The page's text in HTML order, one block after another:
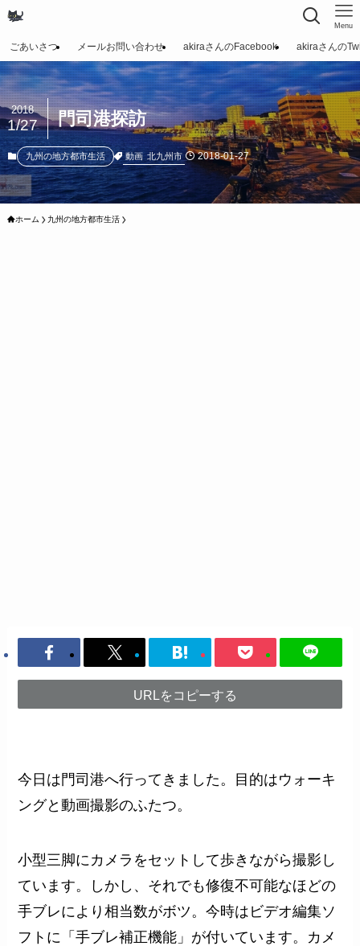
Menu
ごあいさつ メールお問い合わせ akiraさんのFacebook akiraさんの
門司港探訪
2018
1/27
九州の地方都市生活 動画 北九州市 2018-01-27
ホーム 九州の地方都市生活
URLをコピーする
今日は門司港へ行ってきました。目的はウォーキ
ングと動画撮影のふたつ。
小型三脚にカメラをセットして歩きながら撮影し
ています。しかし、それでも修復不可能なほどの
手ブレにより相当数がボツ。今時はビデオ編集ソ
フトに「手ブレ補正機能」が付いています。カメ